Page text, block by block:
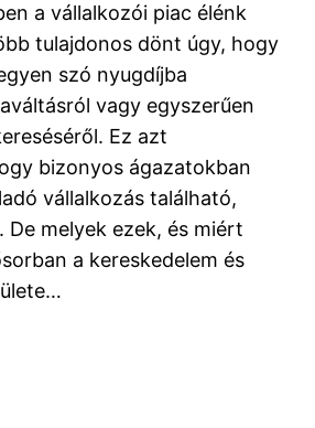
a vállalkozói piac élénk
tulajdonos dönt úgy, hogy
szó nyugdíjba
vagy egyszerűen
Ez azt
bizonyos ágazatokban
vállalkozás található,
De melyek ezek, és miért
a kereskedelem és